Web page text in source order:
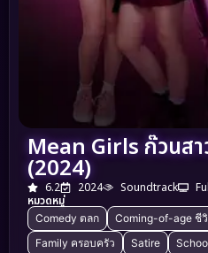
Mean Girls ก๊วนสา
(2024)
6.2 2024 Soundtrack
หมวดหมู่
Comedy ตลก Coming-of-age ชี
Family ครอบครัว
Satire